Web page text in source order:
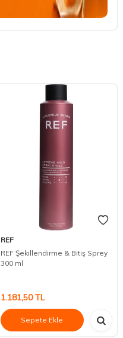
REF
REF Şekillendirme & Bitiş Sprey
300 ml
1.181,50TL
Sepete Ekle